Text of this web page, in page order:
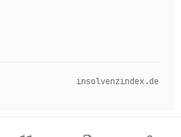
insolvenzindex.de